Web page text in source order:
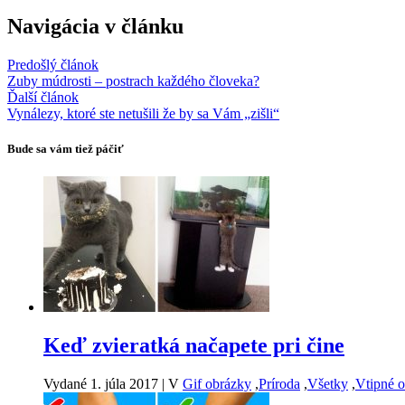
Navigácia v článku
Predošlý článok
Zuby múdrosti – postrach každého človeka?
Ďalší článok
Vynálezy, ktoré ste netušili že by sa Vám „zišli“
Bude sa vám tiež páčiť
Keď zvieratká načapete pri čine
Vydané 1. júla 2017 | V Gif obrázky ,Príroda ,Všetky ,Vtipné